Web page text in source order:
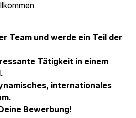
Team und werde ein Teil der
Tätigkeit in einem
internationales
Bewerbung!